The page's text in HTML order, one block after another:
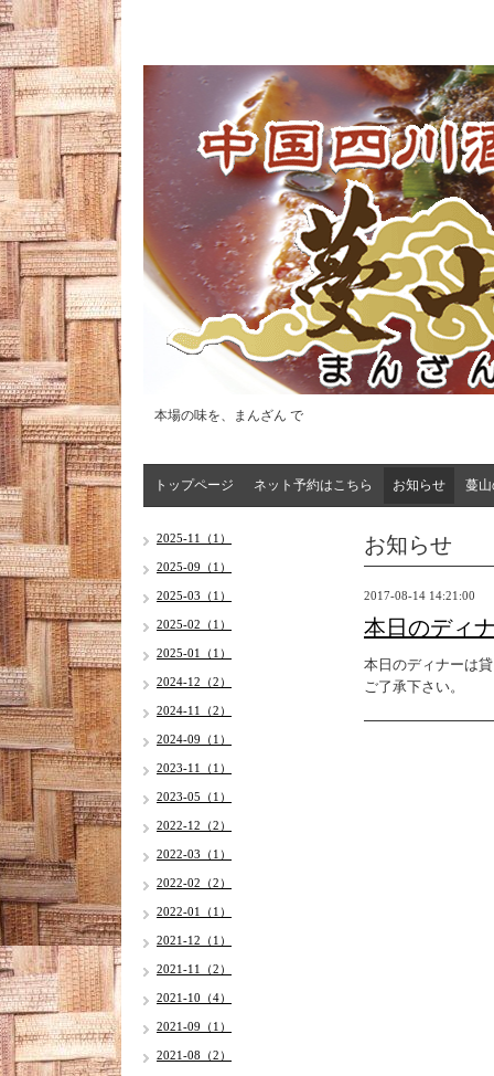
本場の味を、まんざん で
トップページ ネット予約はこちら お知らせ 蔓
お知らせ
2017-08-14 14:21:00
本日のディ
本日のディナーは
ご了承下さい。
2025-11（1）
2025-09（1）
2025-03（1）
2025-02（1）
2025-01（1）
2024-12（2）
2024-11（2）
2024-09（1）
2023-11（1）
2023-05（1）
2022-12（2）
2022-03（1）
2022-02（2）
2022-01（1）
2021-12（1）
2021-11（2）
2021-10（4）
2021-09（1）
2021-08（2）